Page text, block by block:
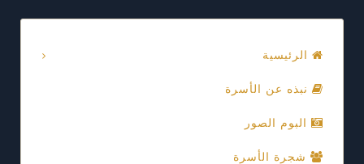
الرئيسية
نبذه عن الأسرة
البوم الصور
شجرة الأسرة